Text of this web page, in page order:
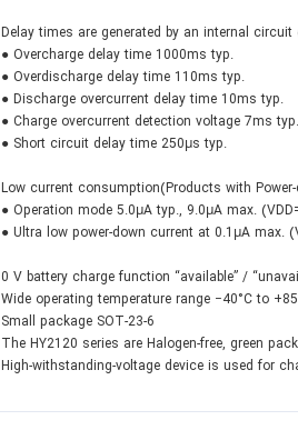
Delay times are generated by an internal
● Overcharge delay time 1000ms typ.
● Overdischarge delay time 110ms typ.
● Discharge overcurrent delay time 10ms typ.
● Charge overcurrent detection voltage 7ms typ.
● Short circuit delay time 250μs typ.
Low current consumption(Products with
● Operation mode 5.0μA typ., 9.0μA max.
● Ultra low power-down current at 0.1μA max.
0 V battery charge function “available” /
Wide operating temperature range −40°C to
Small package SOT-23-6
The HY2120 series are Halogen-free, green
High-withstanding-voltage device is used for